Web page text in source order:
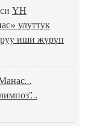
ҮН
улуттук
иши жүрүп